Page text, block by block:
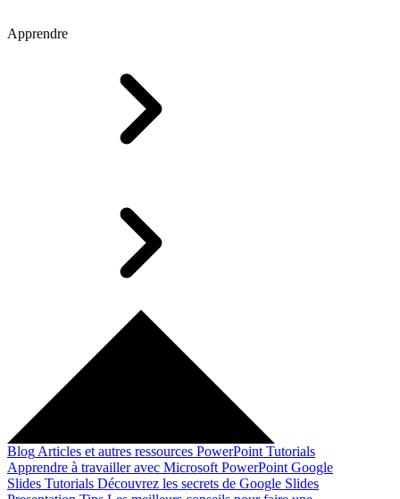
Apprendre
Blog Articles et autres ressources PowerPoint Tutorials
Apprendre à travailler avec Microsoft PowerPoint Google
Slides Tutorials Découvrez les secrets de Google Slides